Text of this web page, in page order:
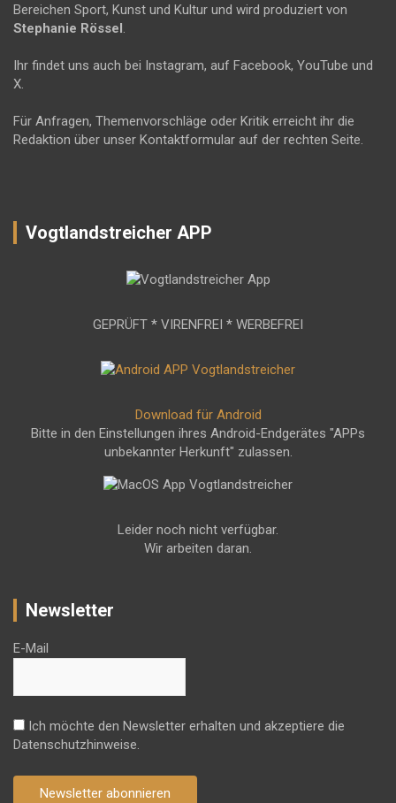
Bereichen Sport, Kunst und Kultur und wird produziert von
Stephanie Rössel.
Ihr findet uns auch bei Instagram, auf Facebook, YouTube und
X.
Für Anfragen, Themenvorschläge oder Kritik erreicht ihr die
Redaktion über unser Kontaktformular auf der rechten Seite.
Vogtlandstreicher APP
GEPRÜFT * VIRENFREI * WERBEFREI
Download für Android
Bitte in den Einstellungen ihres Android-Endgerätes "APPs
unbekannter Herkunft" zulassen.
Leider noch nicht verfügbar.
Wir arbeiten daran.
Newsletter
E-Mail
Ich möchte den Newsletter erhalten und akzeptiere die
Datenschutzhinweise.
Newsletter abonnieren